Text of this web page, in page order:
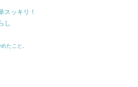
スッキリ！
し
たこと。